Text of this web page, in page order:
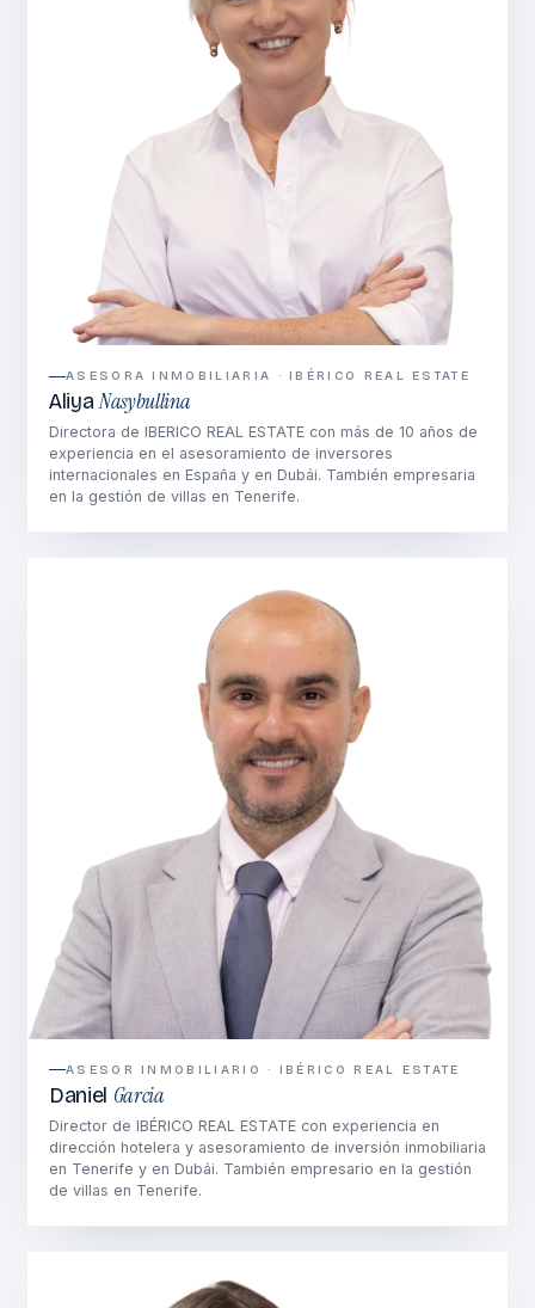
ASESORA INMOBILIARIA · IBÉRICO REAL ESTATE
AliyaNasybullina
Directora de IBERICO REAL ESTATE con más de 10 años de
experiencia en el asesoramiento de inversores
internacionales en España y en Dubái. También empresaria
en la gestión de villas en Tenerife.
ASESOR INMOBILIARIO · IBÉRICO REAL ESTATE
Daniel Garcia
Director de IBÉRICO REAL ESTATE con experiencia en
dirección hotelera y asesoramiento de inversión inmobiliaria
en Tenerife y en Dubái. También empresario en la gestión
de villas en Tenerife.